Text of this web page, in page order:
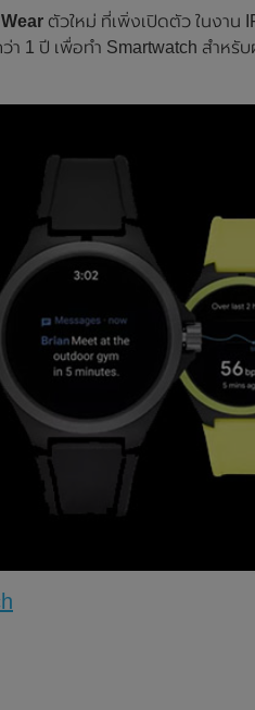
ตัวใหม่ ที่เพิ่งเปิดตัว ในงาน
า 1 ปี เพื่อทำ Smartwatch สำหรั